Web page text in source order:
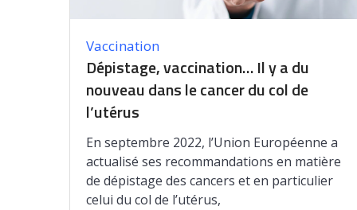
Vaccination
Dépistage, vaccination… Il y a du
nouveau dans le cancer du col de
l’utérus
En septembre 2022, l’Union Européenne a
actualisé ses recommandations en matière
de dépistage des cancers et en particulier
celui du col de l’utérus,